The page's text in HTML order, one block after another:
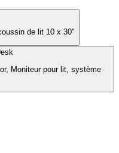
de lit 10 x 30"
Moniteur pour lit, système